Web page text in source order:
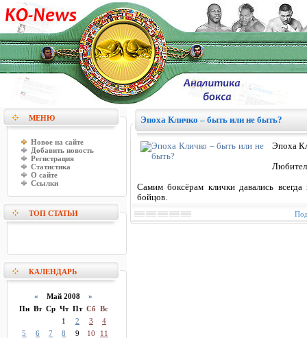
МЕНЮ
Новое на сайте
Добавить новость
Регистрация
Статистика
О сайте
Ссылки
ТОП СТАТЬИ
КАЛЕНДАРЬ
« Май 2008»
Пн Вт Ср Чт Пт Сб Вс
1
2 3
4
5
6 7 8 9 10
11
Эпоха Кличко – быть или не быть?
Эпоха
Самим боксёрам клички давались
бойцов.